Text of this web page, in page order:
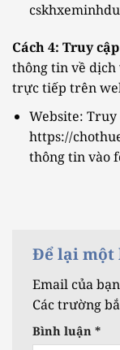
Cách 4: Truy
thông tin về dịch
trực tiếp trên
Website:
https://
thông tin vào
Để lại một
Email của
Các trường
Bình luận *